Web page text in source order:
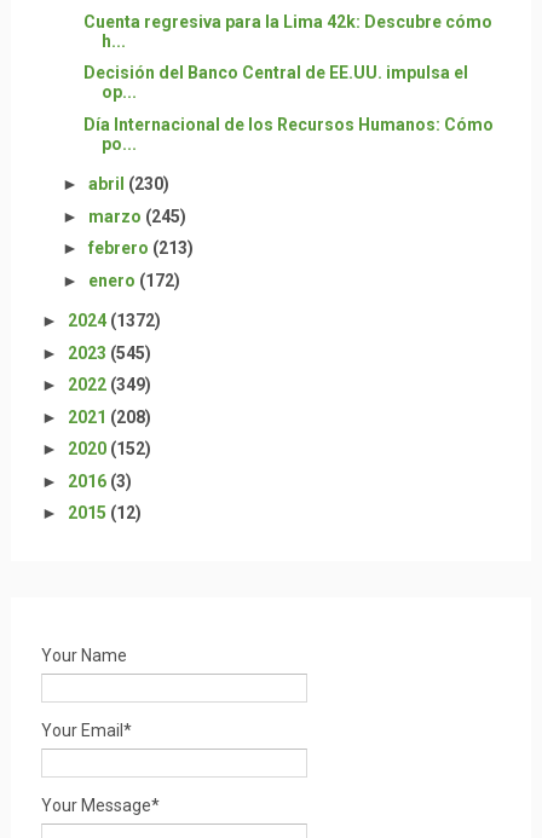
Cuenta regresiva para la Lima 42k: Descubre cómo
h...
Decisión del Banco Central de EE.UU. impulsa el
op...
Día Internacional de los Recursos Humanos: Cómo
po...
► abril (230)
► marzo (245)
► febrero (213)
► enero (172)
► 2024 (1372)
► 2023 (545)
► 2022 (349)
► 2021 (208)
► 2020 (152)
► 2016 (3)
► 2015 (12)
Your Name
Your Email*
Your Message*